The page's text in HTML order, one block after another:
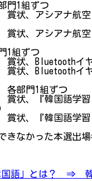
門1組ずつ
状、アシアナ航
状、アシアナ航
1組ずつ
状、Bluetoothイヤ
賞状、Bluetoothイ
各部門1組ずつ
状、『韓国語学習
状、『韓国語学習
なかった本選出場
国語」とは？ ⇒